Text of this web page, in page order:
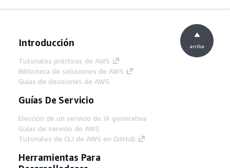
Introducción
Tutoriales prácticos de AWS
Biblioteca de soluciones de AWS
Guías de decisiones de AWS
Guías De Servicio
Elección de un servicio de IA generativa
Guías de servicio de AWS
Tutoriales de CLI de AWS en GitHub
Herramientas Para
arriba